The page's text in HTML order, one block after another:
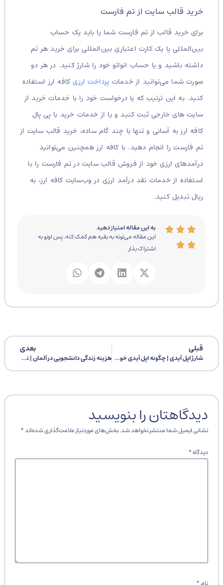
خرید قالب سایت از تم فارست
برای خرید قالب از تم فارست شما یا باید یک حساب
بین‌المللی یا یک کارت اعتباری بین‌المللی برای خرید هر تم
داشته باشید و یا حساب انواتو خود را شارژ کنید. در هر دو
صورت شما می‌توانید از خدماتپرداخت ارزیکافه ارز استفاده
کنید. به این ترتیب که یا درخواست خود را با خدمات خرید از
سایت های خارجی ثبت کنید و یا از خدمات خرید با پی پال
کافه ارز به آسانی و تنها با چند گام ساده، خرید قالب سایت از
تم فارست را انجام دهید. با کافه ارز همچنین می‌توانید
درآمدهای ارزی خود از فروش قالب سایت در تم فارست را با
استفاده از خدمات نقد درآمد ارزی در وب‌سایت کافه ارز، به
ریال تبدیل کنید.
به این مقاله امتیاز دهید
این مقاله می‌تونه به بقیه هم کمک کنه. پس اونو به
اشتراک بذار
شارژ اپل آیدی | چگونه اپل آیدی خود را شارژ کنیم؟
بعدی
هزینه زندگی دانشجویی در آلمان | نکات زندگی دانشجویی در آلمان
دیدگاهتان را بنویسید
نشانی ایمیل شما منتشر نخواهد شد.بخش‌های موردنیاز علامت‌گذاری شده‌اند*
دیدگاه*